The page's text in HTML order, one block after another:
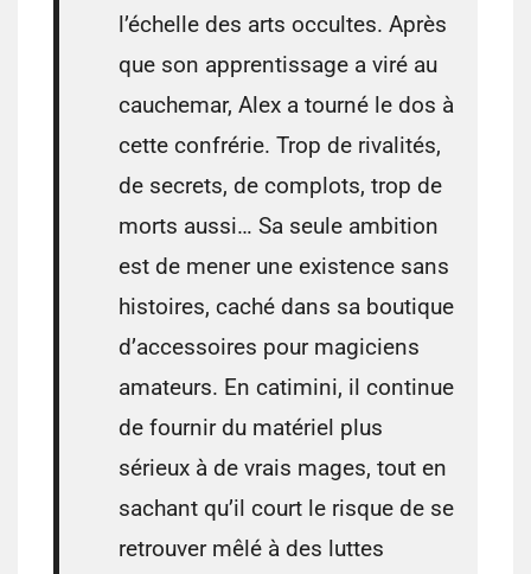
l’échelle des arts occultes. Après
que son apprentissage a viré au
cauchemar, Alex a tourné le dos à
cette confrérie. Trop de rivalités,
de secrets, de complots, trop de
morts aussi… Sa seule ambition
est de mener une existence sans
histoires, caché dans sa boutique
d’accessoires pour magiciens
amateurs. En catimini, il continue
de fournir du matériel plus
sérieux à de vrais mages, tout en
sachant qu’il court le risque de se
retrouver mêlé à des luttes